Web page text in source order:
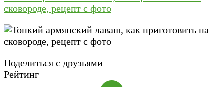
сковороде, рецепт с фото
Поделиться с друзьями
Рейтинг